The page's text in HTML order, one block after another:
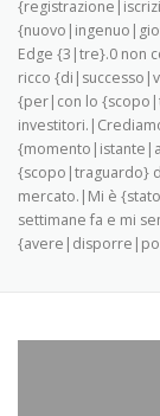
Edge {3|tre}.0 non
ricco
{per|con lo
{scopo|traguardo}
mercato.|Mi è
settimane fa e mi